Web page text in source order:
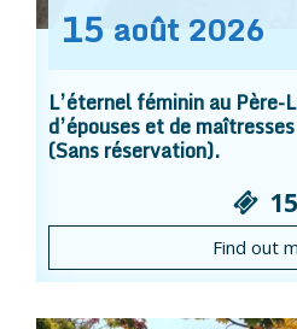
15 août 2026
L’éternel féminin au Père-
d’épouses et de
(Sans réservation).
Find out